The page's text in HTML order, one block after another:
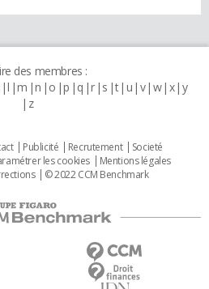
des membres :
l m n o p q r s t u v w x y
z
Publicité Recrutement
Societé
les cookies
Mentions légales
© 2022 CCM Benchmark